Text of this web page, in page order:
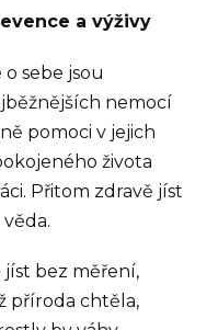
a výživy
o sebe jsou
nemocí
pomoci v jejich
života
Přitom zdravě jíst
bez měření,
příroda chtěla,